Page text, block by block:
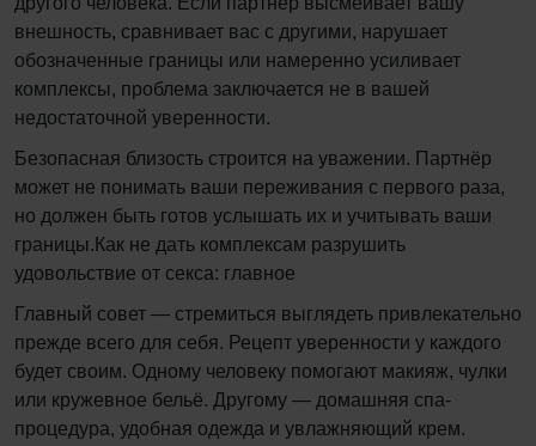
внешность, сравнивает вас с другими, нарушает
обозначенные границы или намеренно усиливает
комплексы, проблема заключается не в вашей
недостаточной уверенности.
Безопасная близость строится на уважении. Партнёр
может не понимать ваши переживания с первого раза,
но должен быть готов услышать их и учитывать ваши
границы.Как не дать комплексам разрушить
удовольствие от секса: главное
Главный совет — стремиться выглядеть привлекательно
прежде всего для себя. Рецепт уверенности у каждого
будет своим. Одному человеку помогают макияж, чулки
или кружевное бельё. Другому — домашняя спа-
процедура, удобная одежда и увлажняющий крем.